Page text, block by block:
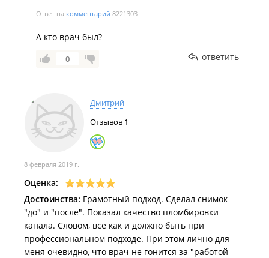
Ответ на комментарий 8221303
А кто врач был?
0 ответить
Дмитрий
Отзывов 1
8 февраля 2019 г.
Оценка:
Достоинства: Грамотный подход. Сделал снимок
"до" и "после". Показал качество пломбировки
канала. Словом, все как и должно быть при
профессиональном подходе. При этом лично для
меня очевидно, что врач не гонится за "работой